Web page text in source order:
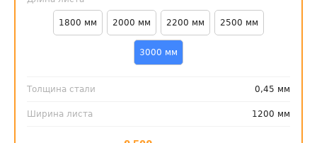
1800 мм 2000 мм 2200 мм 2500 мм
3000 мм
Толщина стали 0,45 мм
Ширина листа 1200 мм